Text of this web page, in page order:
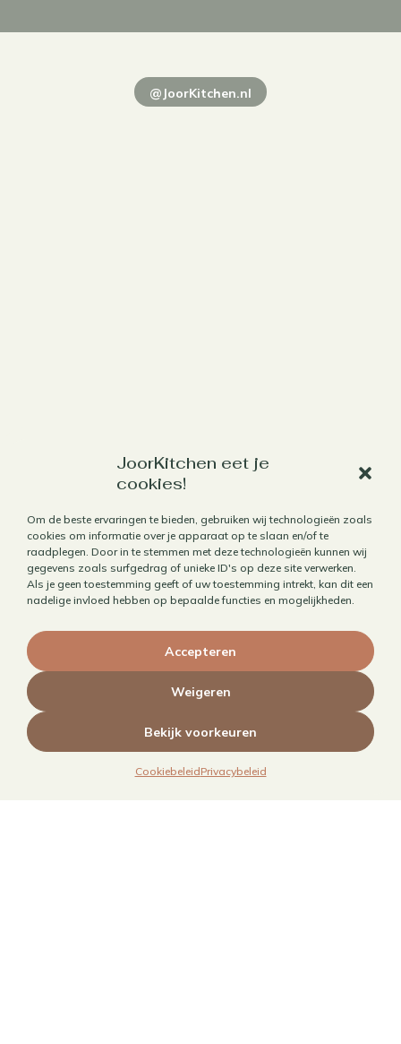
JoorKitchen eet je
cookies!
Om de beste ervaringen te bieden, gebruiken wij technologieën zoals
cookies om informatie over je apparaat op te slaan en/of te
raadplegen. Door in te stemmen met deze technologieën kunnen wij
gegevens zoals surfgedrag of unieke ID's op deze site verwerken.
Als je geen toestemming geeft of uw toestemming intrekt, kan dit een
nadelige invloed hebben op bepaalde functies en mogelijkheden.
Accepteren
Weigeren
Bekijk voorkeuren
CookiebeleidPrivacybeleid
@JoorKitchen.nl
Werk met mij samen
Horecafotografie
Receptontwikkeling
Brandingfotografie voor foodies
MAIN – Contentjaarabonnement